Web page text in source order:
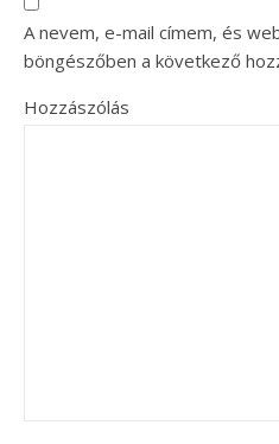
A nevem, e-mail címem, és
böngészőben a következő
Hozzászólás